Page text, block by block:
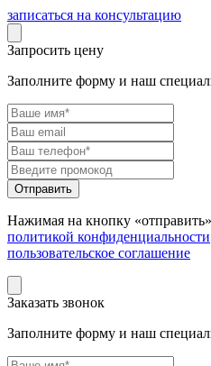
записаться на консультацию
Запросить цену
Заполните форму и наш
Нажимая на кнопку
политикой конфиденциальности
пользовательское соглашение
Заказать звонок
Заполните форму и наш